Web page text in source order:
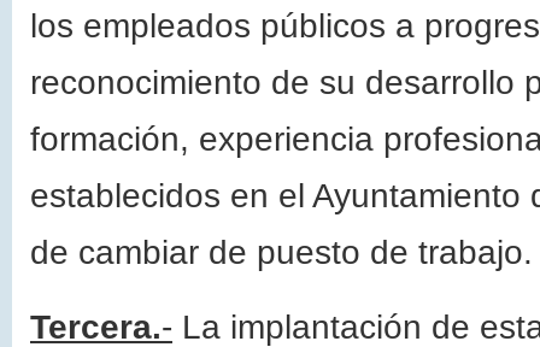
los empleados públicos a
reconocimiento de su desarrollo
formación, experiencia
establecidos en el
de cambiar de puesto de trabajo.
Tercera.- La implantación de